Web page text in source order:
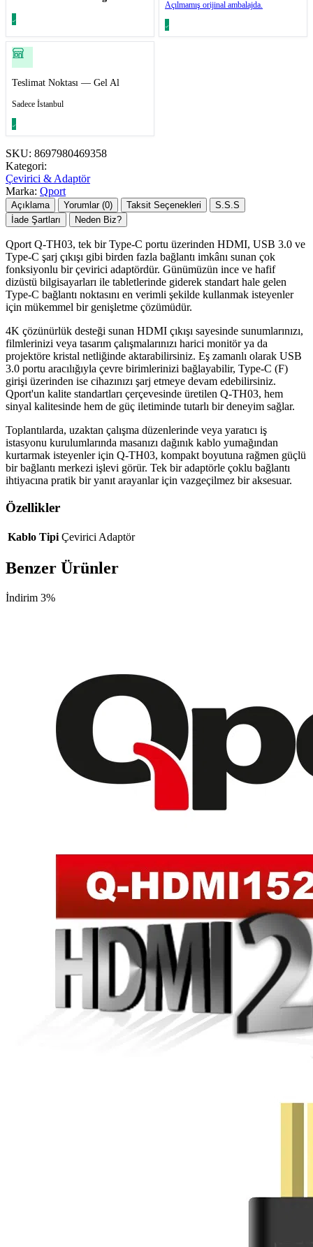
Açılmamış orijinal ambalajda.
Teslimat Noktası — Gel Al
Sadece İstanbul
SKU: 8697980469358
Kategori:
Çevirici & Adaptör
Marka: Qport
Açıklama Yorumlar (0) Taksit Seçenekleri
S.S.S
İade Şartları
Neden Biz?
Qport Q-TH03, tek bir Type-C portu üzerinden HDMI, USB 3.0 ve
Type-C şarj çıkışı gibi birden fazla bağlantı imkânı sunan çok
fonksiyonlu bir çevirici adaptördür. Günümüzün ince ve hafif
dizüstü bilgisayarları ile tabletlerinde giderek standart hale gelen
Type-C bağlantı noktasını en verimli şekilde kullanmak isteyenler
için mükemmel bir genişletme çözümüdür.
4K çözünürlük desteği sunan HDMI çıkışı sayesinde sunumlarınızı,
filmlerinizi veya tasarım çalışmalarınızı harici monitör ya da
projektöre kristal netliğinde aktarabilirsiniz. Eş zamanlı olarak USB
3.0 portu aracılığıyla çevre birimlerinizi bağlayabilir, Type-C (F)
girişi üzerinden ise cihazınızı şarj etmeye devam edebilirsiniz.
Qport'un kalite standartları çerçevesinde üretilen Q-TH03, hem
sinyal kalitesinde hem de güç iletiminde tutarlı bir deneyim sağlar.
Toplantılarda, uzaktan çalışma düzenlerinde veya yaratıcı iş
istasyonu kurulumlarında masanızı dağınık kablo yumağından
kurtarmak isteyenler için Q-TH03, kompakt boyutuna rağmen güçlü
bir bağlantı merkezi işlevi görür. Tek bir adaptörle çoklu bağlantı
ihtiyacına pratik bir yanıt arayanlar için vazgeçilmez bir aksesuar.
Özellikler
Kablo Tipi Çevirici Adaptör
Benzer Ürünler
İndirim 3%